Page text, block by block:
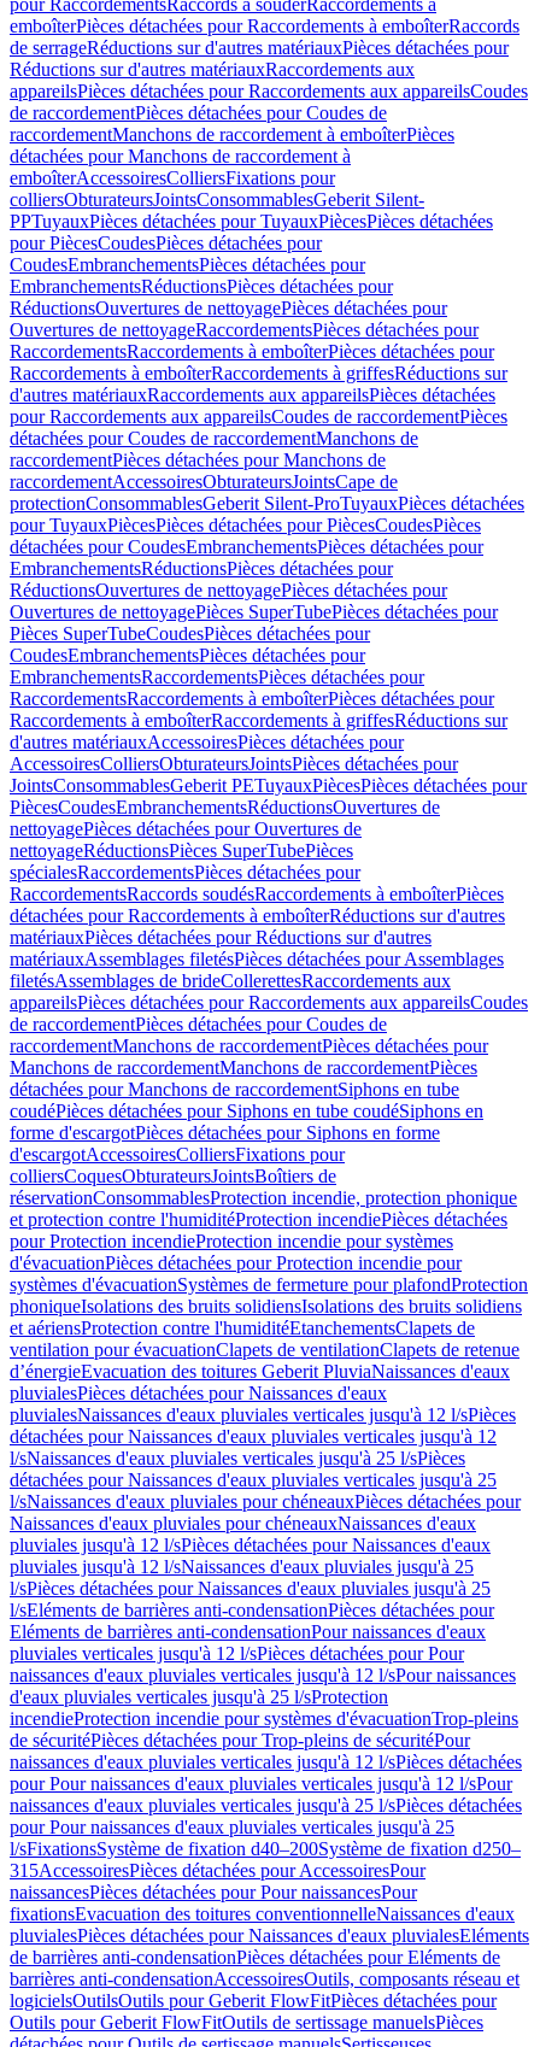
pour RaccordementsRaccords à souderRaccordements à
emboîterPièces détachées pour Raccordements à emboîterRaccords
de serrageRéductions sur d'autres matériauxPièces détachées pour
Réductions sur d'autres matériauxRaccordements aux
appareilsPièces détachées pour Raccordements aux appareilsCoudes
de raccordementPièces détachées pour Coudes de
raccordementManchons de raccordement à emboîterPièces
détachées pour Manchons de raccordement à
emboîterAccessoiresColliersFixations pour
colliersObturateursJointsConsommablesGeberit Silent-
PPTuyauxPièces détachées pour TuyauxPiècesPièces détachées
pour PiècesCoudesPièces détachées pour
CoudesEmbranchementsPièces détachées pour
EmbranchementsRéductionsPièces détachées pour
RéductionsOuvertures de nettoyagePièces détachées pour
Ouvertures de nettoyageRaccordementsPièces détachées pour
RaccordementsRaccordements à emboîterPièces détachées pour
Raccordements à emboîterRaccordements à griffesRéductions sur
d'autres matériauxRaccordements aux appareilsPièces détachées
pour Raccordements aux appareilsCoudes de raccordementPièces
détachées pour Coudes de raccordementManchons de
raccordementPièces détachées pour Manchons de
raccordementAccessoiresObturateursJointsCape de
protectionConsommablesGeberit Silent-ProTuyauxPièces détachées
pour TuyauxPiècesPièces détachées pour PiècesCoudesPièces
détachées pour CoudesEmbranchementsPièces détachées pour
EmbranchementsRéductionsPièces détachées pour
RéductionsOuvertures de nettoyagePièces détachées pour
Ouvertures de nettoyagePièces SuperTubePièces détachées pour
Pièces SuperTubeCoudesPièces détachées pour
CoudesEmbranchementsPièces détachées pour
EmbranchementsRaccordementsPièces détachées pour
RaccordementsRaccordements à emboîterPièces détachées pour
Raccordements à emboîterRaccordements à griffesRéductions sur
d'autres matériauxAccessoiresPièces détachées pour
AccessoiresColliersObturateursJointsPièces détachées pour
JointsConsommablesGeberit PETuyauxPiècesPièces détachées pour
PiècesCoudesEmbranchementsRéductionsOuvertures de
nettoyagePièces détachées pour Ouvertures de
nettoyageRéductionsPièces SuperTubePièces
spécialesRaccordementsPièces détachées pour
RaccordementsRaccords soudésRaccordements à emboîterPièces
détachées pour Raccordements à emboîterRéductions sur d'autres
matériauxPièces détachées pour Réductions sur d'autres
matériauxAssemblages filetésPièces détachées pour Assemblages
filetésAssemblages de brideCollerettesRaccordements aux
appareilsPièces détachées pour Raccordements aux appareilsCoudes
de raccordementPièces détachées pour Coudes de
raccordementManchons de raccordementPièces détachées pour
Manchons de raccordementManchons de raccordementPièces
détachées pour Manchons de raccordementSiphons en tube
coudéPièces détachées pour Siphons en tube coudéSiphons en
forme d'escargotPièces détachées pour Siphons en forme
d'escargotAccessoiresColliersFixations pour
colliersCoquesObturateursJointsBoîtiers de
réservationConsommablesProtection incendie, protection phonique
et protection contre l'humiditéProtection incendiePièces détachées
pour Protection incendieProtection incendie pour systèmes
d'évacuationPièces détachées pour Protection incendie pour
systèmes d'évacuationSystèmes de fermeture pour plafondProtection
phoniqueIsolations des bruits solidiensIsolations des bruits solidiens
et aériensProtection contre l'humiditéEtanchementsClapets de
ventilation pour évacuationClapets de ventilationClapets de retenue
d’énergieEvacuation des toitures Geberit PluviaNaissances d'eaux
pluvialesPièces détachées pour Naissances d'eaux
pluvialesNaissances d'eaux pluviales verticales jusqu'à 12 l/sPièces
détachées pour Naissances d'eaux pluviales verticales jusqu'à 12
l/sNaissances d'eaux pluviales verticales jusqu'à 25 l/sPièces
détachées pour Naissances d'eaux pluviales verticales jusqu'à 25
l/sNaissances d'eaux pluviales pour chéneauxPièces détachées pour
Naissances d'eaux pluviales pour chéneauxNaissances d'eaux
pluviales jusqu'à 12 l/sPièces détachées pour Naissances d'eaux
pluviales jusqu'à 12 l/sNaissances d'eaux pluviales jusqu'à 25
l/sPièces détachées pour Naissances d'eaux pluviales jusqu'à 25
l/sEléments de barrières anti-condensationPièces détachées pour
Eléments de barrières anti-condensationPour naissances d'eaux
pluviales verticales jusqu'à 12 l/sPièces détachées pour Pour
naissances d'eaux pluviales verticales jusqu'à 12 l/sPour naissances
d'eaux pluviales verticales jusqu'à 25 l/sProtection
incendieProtection incendie pour systèmes d'évacuationTrop-pleins
de sécuritéPièces détachées pour Trop-pleins de sécuritéPour
naissances d'eaux pluviales verticales jusqu'à 12 l/sPièces détachées
pour Pour naissances d'eaux pluviales verticales jusqu'à 12 l/sPour
naissances d'eaux pluviales verticales jusqu'à 25 l/sPièces détachées
pour Pour naissances d'eaux pluviales verticales jusqu'à 25
l/sFixationsSystème de fixation d40–200Système de fixation d250–
315AccessoiresPièces détachées pour AccessoiresPour
naissancesPièces détachées pour Pour naissancesPour
fixationsEvacuation des toitures conventionnelleNaissances d'eaux
pluvialesPièces détachées pour Naissances d'eaux pluvialesEléments
de barrières anti-condensationPièces détachées pour Eléments de
barrières anti-condensationAccessoiresOutils, composants réseau et
logicielsOutilsOutils pour Geberit FlowFitPièces détachées pour
Outils pour Geberit FlowFitOutils de sertissage manuelsPièces